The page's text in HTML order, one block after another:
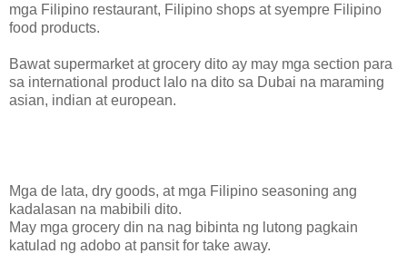
mga Filipino restaurant, Filipino shops at syempre Filipino
food products.
Bawat supermarket at grocery dito ay may mga section para
sa international product lalo na dito sa Dubai na maraming
asian, indian at european.
Mga de lata, dry goods, at mga Filipino seasoning ang
kadalasan na mabibili dito.
May mga grocery din na nag bibinta ng lutong pagkain
katulad ng adobo at pansit for take away.